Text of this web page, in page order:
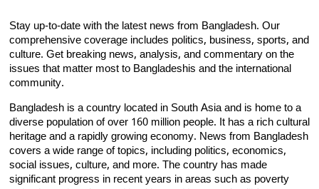
Stay up-to-date with the latest news from Bangladesh. Our
comprehensive coverage includes politics, business, sports, and
culture. Get breaking news, analysis, and commentary on the
issues that matter most to Bangladeshis and the international
community.
Bangladesh is a country located in South Asia and is home to a
diverse population of over 160 million people. It has a rich cultural
heritage and a rapidly growing economy. News from Bangladesh
covers a wide range of topics, including politics, economics,
social issues, culture, and more. The country has made
significant progress in recent years in areas such as poverty